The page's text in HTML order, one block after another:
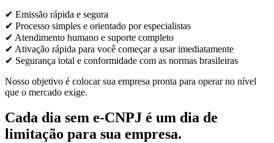
✔ Emissão rápida e segura
✔ Processo simples e orientado por especialistas
✔ Atendimento humano e suporte completo
✔ Ativação rápida para você começar a usar imediatamente
✔ Segurança total e conformidade com as normas brasileiras
Nosso objetivo é colocar sua empresa pronta para operar no nível
que o mercado exige.
Cada dia sem e-CNPJ é um dia de
limitação para sua empresa.